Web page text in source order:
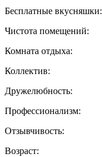
Бесплатные вкусняшки:
Чистота помещений:
Комната отдыха:
Коллектив:
Дружелюбность:
Профессионализм:
Отзывчивость:
Возраст: